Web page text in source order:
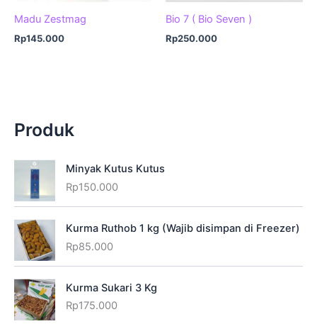
Madu Zestmag
Rp145.000
Bio 7 ( Bio Seven )
Rp250.000
Produk
Minyak Kutus Kutus
Rp150.000
Kurma Ruthob 1 kg (Wajib disimpan di Freezer)
Rp85.000
Kurma Sukari 3 Kg
Rp175.000